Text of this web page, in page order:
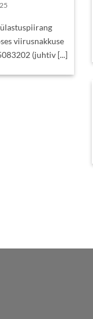
viirusnakkuse
(juhtiv [...]